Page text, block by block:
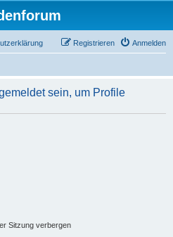
Anmelden
Registrieren
sein, um Profile
Sitzung verbergen